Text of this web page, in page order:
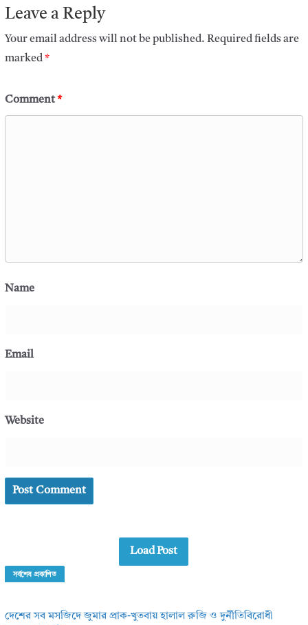
Leave a Reply
Your email address will not be published. Required fields are
marked*
Comment*
Name
Email
Website
Load Post
সর্বশেষ প্রকাশিত
দেশের সব মসজিদে জুমার প্রাক-খুতবায় হালাল রুজি ও দুর্নীতিবিরোধী